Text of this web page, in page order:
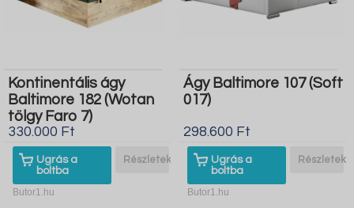
Kontinentális ágy
Baltimore 182 (Wotan
tölgy Faro 7)
330.000 Ft
Ugrás a
boltba
Részletek
Butor1.hu
Ágy Baltimore 107 (Soft
017)
298.600 Ft
Ugrás a
boltba
Részletek
Butor1.hu